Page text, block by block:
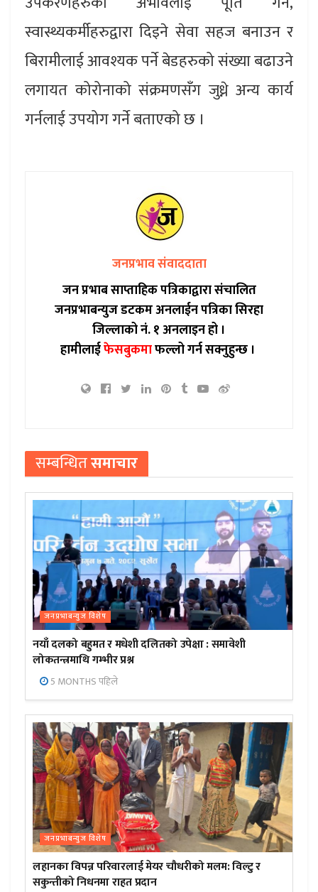
स्वास्थ्यकर्मीहरुद्वारा दिइने सेवा सहज बनाउन र
बिरामीलाई आवश्यक पर्ने बेडहरुको संख्या बढाउने
लगायत कोरोनाको संक्रमणसँग जुध्ने अन्य कार्य
गर्नलाई उपयोग गर्ने बताएको छ ।
जनप्रभाव संवाददाता
जन प्रभाब साप्ताहिक पत्रिकाद्वारा संचालित
जनप्रभाबन्युज डटकम अनलाईन पत्रिका सिरहा
जिल्लाको नं. १ अनलाइन हो ।
हामीलाईफेसबुकमाफल्लो गर्न सक्नुहुन्छ ।
सम्बन्धितसमाचार
जनप्रभाबन्युज विशेष
नयाँ दलको बहुमत र मधेशी दलितको उपेक्षा : समावेशी
लोकतन्त्रमाथि गम्भीर प्रश्न
5 MONTHS पहिले
जनप्रभाबन्युज विशेष
लहानका विपन्न परिवारलाई मेयर चौधरीको मलम: विल्टु र
सकुन्तीको निधनमा राहत प्रदान